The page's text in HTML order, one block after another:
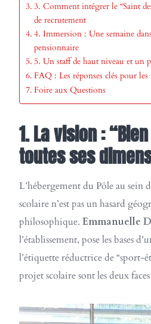
3. Comment intégrer le “Saint
de recrutement
4. Immersion : Une semaine
pensionnaire
5. Un staff de haut niveau et un
FAQ : Les réponses clés pour
Foire aux Questions
1. La vision :
toutes ses
L’hébergement du Pôle au sein
scolaire n’est pas un hasard
philosophique. Emmanuelle
l’établissement, pose les bases
l’étiquette réductrice de “sport-
projet scolaire sont les deux